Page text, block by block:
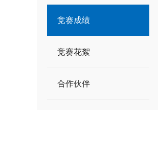
竞赛成绩
竞赛花絮
合作伙伴